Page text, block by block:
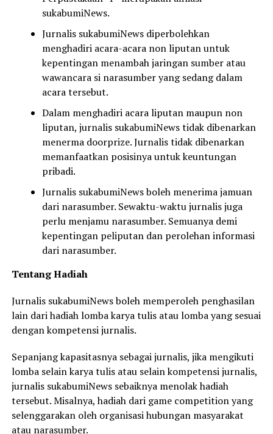
sukabumiNews.
Jurnalis sukabumiNews diperbolehkan
menghadiri acara-acara non liputan untuk
kepentingan menambah jaringan sumber atau
wawancara si narasumber yang sedang dalam
acara tersebut.
Dalam menghadiri acara liputan maupun non
liputan, jurnalis sukabumiNews tidak dibenarkan
menerma doorprize. Jurnalis tidak dibenarkan
memanfaatkan posisinya untuk keuntungan
pribadi.
Jurnalis sukabumiNews boleh menerima jamuan
dari narasumber. Sewaktu-waktu jurnalis juga
perlu menjamu narasumber. Semuanya demi
kepentingan peliputan dan perolehan informasi
dari narasumber.
Tentang Hadiah
Jurnalis sukabumiNews boleh memperoleh penghasilan
lain dari hadiah lomba karya tulis atau lomba yang sesuai
dengan kompetensi jurnalis.
Sepanjang kapasitasnya sebagai jurnalis, jika mengikuti
lomba selain karya tulis atau selain kompetensi jurnalis,
jurnalis sukabumiNews sebaiknya menolak hadiah
tersebut. Misalnya, hadiah dari game competition yang
selenggarakan oleh organisasi hubungan masyarakat
atau narasumber.